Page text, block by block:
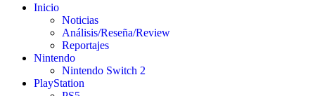
Inicio
Noticias
Análisis/Reseña/Review
Reportajes
Nintendo
Nintendo Switch 2
PlayStation